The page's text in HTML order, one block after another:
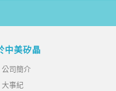
中美矽晶
公司簡介
大事紀